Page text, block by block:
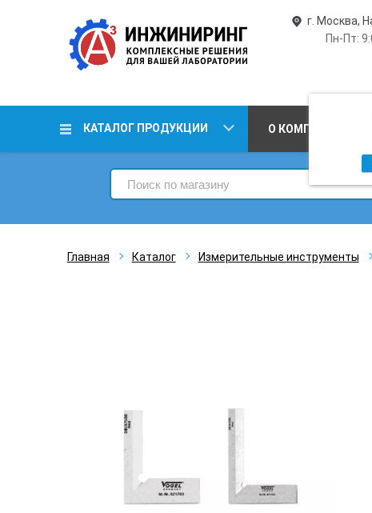
г. Москва,
Пн-Пт:
КАТАЛОГ ПРОДУКЦИИ О КОМПАНИИ
Главная Каталог Измерительные инструменты